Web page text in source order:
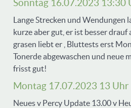
Sonntag 16.07.2023 13:30
Lange Strecken und Wendungen
kurze aber gut, er ist besser drauf
grasen liebt er , Bluttests erst
Tonerde abgewaschen und neue
frisst gut!
Montag 17.07.2023 13 Uhr
Neues v Percy Update 13.00 v